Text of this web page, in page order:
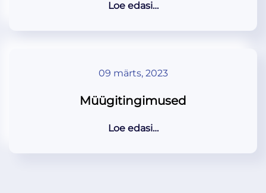
Loe edasi…
09 märts, 2023
Müügitingimused
Loe edasi…